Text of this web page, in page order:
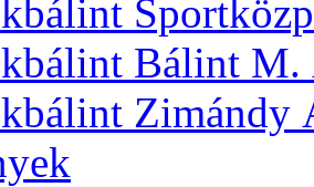
Bálint
Zimándy